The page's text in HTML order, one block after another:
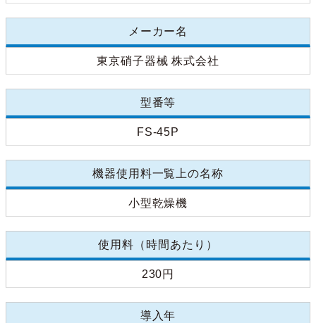
メーカー名
東京硝子器械 株式会社
型番等
FS-45P
機器使用料一覧上の名称
小型乾燥機
使用料（時間あたり）
230円
導入年